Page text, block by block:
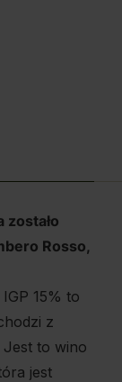
zostało
Rosso,
15% to
z
Jest to wino
jest